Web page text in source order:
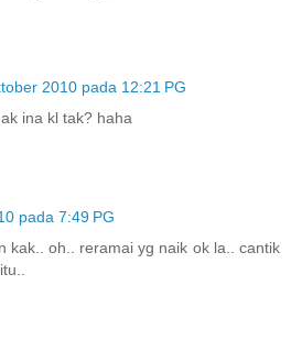
2010 pada 12:21 PG
ina kl tak? haha
pada 7:49 PG
kak.. oh.. reramai yg naik ok la.. cantik